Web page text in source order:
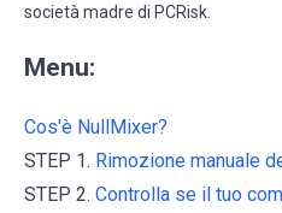
società madre di PCRisk.
Menu:
Cos'è NullMixer?
STEP 1. Rimozione manuale
STEP 2. Controlla se il tuo